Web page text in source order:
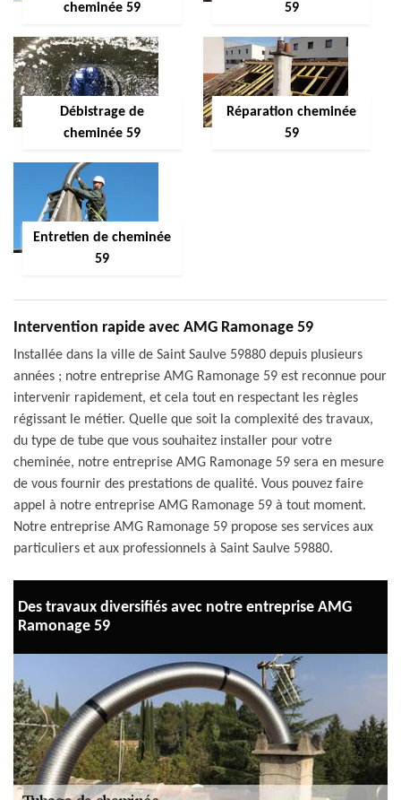
cheminée 59
59
Débistrage de
cheminée 59
Réparation cheminée
59
Entretien de cheminée
59
Intervention rapide avec AMG Ramonage 59
Installée dans la ville de Saint Saulve 59880 depuis plusieurs
années ; notre entreprise AMG Ramonage 59 est reconnue pour
intervenir rapidement, et cela tout en respectant les règles
régissant le métier. Quelle que soit la complexité des travaux,
du type de tube que vous souhaitez installer pour votre
cheminée, notre entreprise AMG Ramonage 59 sera en mesure
de vous fournir des prestations de qualité. Vous pouvez faire
appel à notre entreprise AMG Ramonage 59 à tout moment.
Notre entreprise AMG Ramonage 59 propose ses services aux
particuliers et aux professionnels à Saint Saulve 59880.
Des travaux diversifiés avec notre entreprise AMG
Ramonage 59